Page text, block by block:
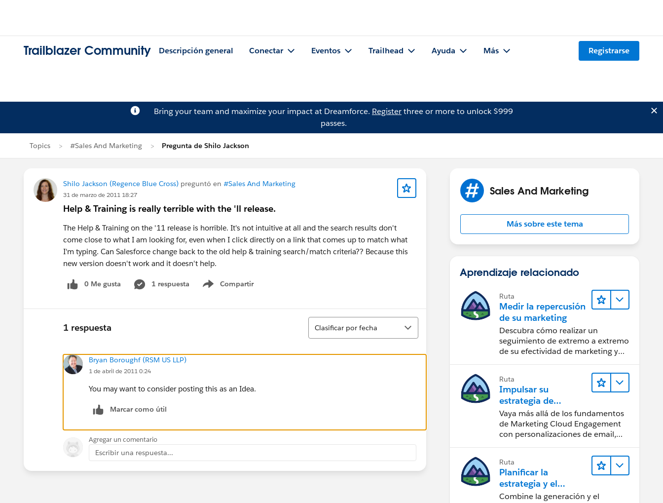
Trailblazer Community Descripción general Conectar Eventos Trailhead Ayuda Más Registrarse
Bring your team and maximize your impact at Dreamforce. Registerthree or more to unlock $999
passes.
Topics #Sales And Marketing Pregunta de Shilo Jackson
Shilo Jackson (Regence Blue Cross) preguntó en #Sales And Marketing
31 de marzo de 2011 18:27
Help & Training is really terrible with the 'll release.
The Help & Training on the '11 release is horrible. It's not intuitive at all and the search results don't
come close to what I am looking for, even when I click directly on a link that comes up to match what
I'm typing. Can Salesforce change back to the old help & training search/match criteria?? Because this
new version doesn't work and it doesn't help.
0 Me gusta 1 respuesta Compartir
Show menu
1 respuesta
Ordenar
Clasificar por fecha
Bryan Boroughf (RSM US LLP)
1 de abril de 2011 0:24
You may want to consider posting this as an Idea.
Marcar como útil
Agregar un comentario
Escribir una respuesta...
Sales And Marketing
Más sobre este tema
Aprendizaje relacionado
Ruta
Medir la repercusión
de su marketing
Descubra cómo realizar un
seguimiento de extremo a extremo
de su efectividad de marketing y
Ruta
Impulsar su
estrategia de
marketing
Vaya más allá de los fundamentos
de Marketing Cloud Engagement
con personalizaciones de email,
Ruta
Planificar la
estrategia y el
contenido de
Combine la generación y el